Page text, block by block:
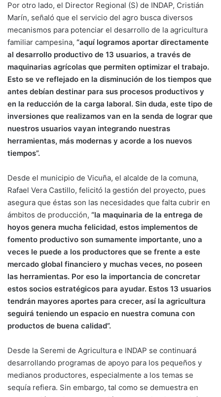
Por otro lado, el Director Regional (S) de INDAP, Cristián
Marín, señaló que el servicio del agro busca diversos
mecanismos para potenciar el desarrollo de la agricultura
familiar campesina, “aquí logramos aportar directamente
al desarrollo productivo de 13 usuarios, a través de
maquinarias agrícolas que permiten optimizar el trabajo.
Esto se ve reflejado en la disminución de los tiempos que
antes debían destinar para sus procesos productivos y
en la reducción de la carga laboral. Sin duda, este tipo de
inversiones que realizamos van en la senda de lograr que
nuestros usuarios vayan integrando nuestras
herramientas, más modernas y acorde a los nuevos
tiempos”.
Desde el municipio de Vicuña, el alcalde de la comuna,
Rafael Vera Castillo, felicitó la gestión del proyecto, pues
asegura que éstas son las necesidades que falta cubrir en
ámbitos de producción, “la maquinaria de la entrega de
hoyos genera mucha felicidad, estos implementos de
fomento productivo son sumamente importante, uno a
veces le puede a los productores que se frente a este
mercado global financiero y muchas veces, no poseen
las herramientas. Por eso la importancia de concretar
estos socios estratégicos para ayudar. Estos 13 usuarios
tendrán mayores aportes para crecer, así la agricultura
seguirá teniendo un espacio en nuestra comuna con
productos de buena calidad”.
Desde la Seremi de Agricultura e INDAP se continuará
desarrollando programas de apoyo para los pequeños y
medianos productores, especialmente a los temas se
sequía refiera. Sin embargo, tal como se demuestra en